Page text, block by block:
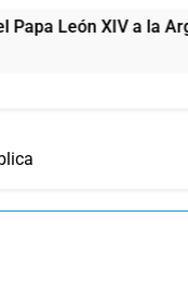
XIV a la Argentina